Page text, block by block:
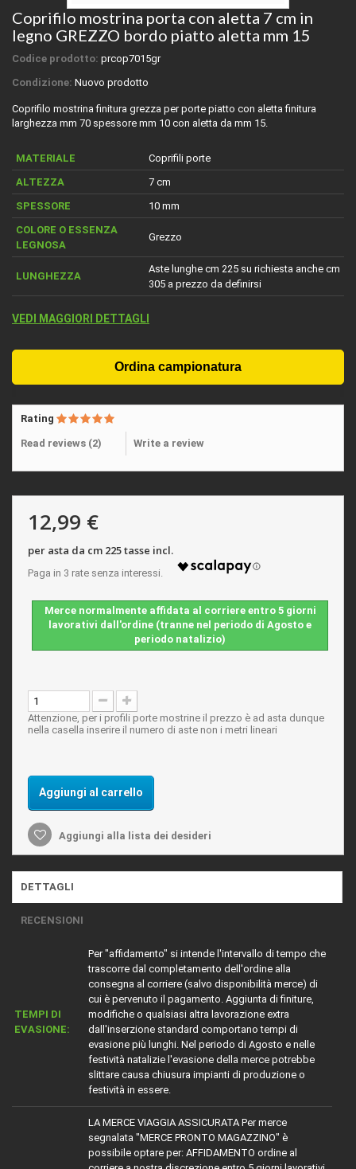
Coprifilo mostrina porta con aletta 7 cm in
legno GREZZO bordo piatto aletta mm 15
Codice prodotto: prcop7015gr
Condizione: Nuovo prodotto
Coprifilo mostrina finitura grezza per porte piatto con aletta finitura
larghezza mm 70 spessore mm 10 con aletta da mm 15.
MATERIALE
Coprifili porte
ALTEZZA
7 cm
SPESSORE
10 mm
COLORE O ESSENZA
LEGNOSA
Grezzo
LUNGHEZZA
Aste lunghe cm 225 su richiesta anche cm
305 a prezzo da definirsi
VEDI MAGGIORI DETTAGLI
Rating
Read reviews (2) Write a review
12,99 €
per asta da cm 225 tasse incl.
Merce normalmente affidata al corriere entro 5 giorni
lavorativi dall'ordine (tranne nel periodo di Agosto e
periodo natalizio)
Attenzione, per i profili porte mostrine il prezzo è ad asta dunque
nella casella inserire il numero di aste non i metri lineari
Aggiungi al carrello
Aggiungi alla lista dei desideri
DETTAGLI
RECENSIONI
TEMPI DI
EVASIONE:
Per "affidamento" si intende l'intervallo di tempo che
trascorre dal completamento dell'ordine alla
consegna al corriere (salvo disponibilità merce) di
cui è pervenuto il pagamento. Aggiunta di finiture,
modifiche o qualsiasi altra lavorazione extra
dall'inserzione standard comportano tempi di
evasione più lunghi. Nel periodo di Agosto e nelle
festività natalizie l'evasione della merce potrebbe
slittare causa chiusura impianti di produzione o
festività in essere.
LA MERCE VIAGGIA ASSICURATA Per merce
segnalata "MERCE PRONTO MAGAZZINO" è
possibile optare per: AFFIDAMENTO ordine al